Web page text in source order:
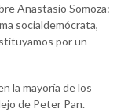
Anastasio Somoza:
socialdemócrata,
por un
la mayoría de los
de Peter Pan.